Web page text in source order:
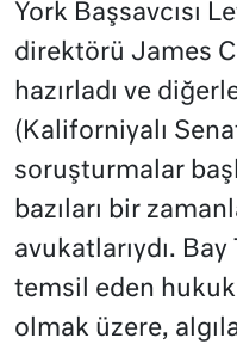
York Başsavcısı
direktörü James
hazırladı ve
(Kaliforniyalı
soruşturmalar
bazıları bir
avukatlarıydı.
temsil eden
olmak üzere,